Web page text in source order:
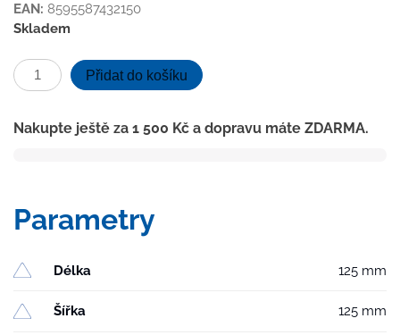
EAN: 8595587432150
Skladem
Podlahová
vpusť
D50/75
mřížka
množství
Přidat do košíku
Nakupte ještě za 1 500 Kč a dopravu máte ZDARMA.
Parametry
Délka 125 mm
Šířka 125 mm